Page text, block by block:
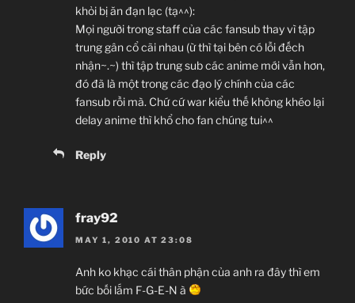
khỏi bị ăn đạn lạc (tạ^^):
Mọi người trong staff của các fansub thay vì tập
trung gân cổ cãi nhau (ừ thì tại bên có lỗi đếch
nhận~.~) thì tập trung sub các anime mới vẫn hơn,
đó đã là một trong các đạo lý chính của các
fansub rồi mà. Chứ cứ war kiểu thế không khéo lại
delay anime thì khổ cho fan chúng tui^^
Reply
fray92
MAY 1, 2010 AT 23:08
Anh ko khạc cái thân phận của anh ra đây thì em
bức bối lắm F-G-E-N à